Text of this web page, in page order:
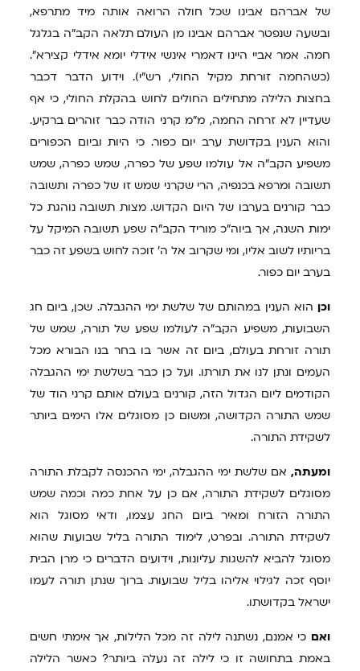
של אברהם אבינו שכל חולה הרואה אותה מיד מתרפא,
ובשעה שנפטר אברהם אבינו מן העולם תלאה הקב"ה בגלגל
חמה. אמר אביי היינו דאמרי אינשי אידלי יומא אידלי קצירא".
(כשהחמה זורחת מקיל החולי, רש"י). וידוע הדבר דכבר
בחצות הלילה מתחילים החולים לחוש בהקלת החולי, כי אף
שעדיין לא זרחה החמה, מ"מ קרני הודה כבר זוהרים ברקיע.
והוא הענין בקדושת ערב יום כפור. כי היות וביום הכפורים
משפיע הקב"ה אל עולמו שפע של כפרה, שמש כפרה, שמש
תשובה ומרפא בכנפיה, הרי שקרני שמש זו של כפרה ותשובה
כבר קורנים בערבו של היום הקדוש. מצות תשובה נוהגת כל
ימות השנה, אך ביוה"כ מוריד הקב"ה שפע תשובה המיקל על
בריותיו לשוב אליו, ומי שקרוב אל ה' זוכה לחוש בשפע זה כבר
בערב יום כפור.
וכן הוא הענין במהותם של שלשת ימי ההגבלה. שכן, ביום חג
השבועות, משפיע הקב"ה לעולמו שפע של תורה, שמש של
תורה זורחת בעולם, ביום זה אשר בו בחר בנו הבורא מכל
העמים ונתן לנו את תורתו. ועל כן כבר בשלשת ימי ההגבלה
הקודמים ליום הגדול הזה, קורנים בעולם אותם קרני הוד של
שמש התורה הקדושה, ומשום כן מסוגלים אלו הימים ביותר
לשקידת התורה.
ומעתה, אם שלשת ימי ההגבלה, ימי ההכנסה לקבלת התורה
מסוגלים לשקידת התורה, אם כן על אחת כמה וכמה שמש
התורה הזורח ומאיר ביום החג עצמו, ודאי מסוגל הוא
לשקידת התורה. ובפרט, לימוד התורה בליל שבועות שהוא
מסוגל להביא להשגות עליונות, וידועים הדברים כי מרן הבית
יוסף זכה לגילוי אליהו בליל שבועות. ברוך שנתן תורה לעמו
ישראל בקדושתו.
ואם כי אמנם, נשתנה לילה זה מכל הלילות, אך אימתי חשים
באמת בתחושה זו כי לילה זה נעלה ביותר? כאשר הלילה